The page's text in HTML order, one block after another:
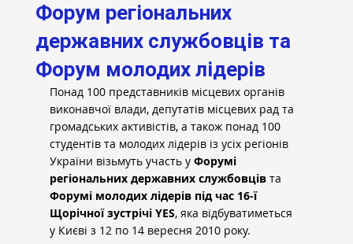
Форум регіональних
державних службовців та
Форум молодих лідерів
Понад 100 представників місцевих органів
виконавчої влади, депутатів місцевих рад та
громадських активістів, а також понад 100
студентів та молодих лідерів із усіх регіонів
України візьмуть участь у Форумі
регіональних державних службовців та
Форумі молодих лідерів під час 16-ї
Щорічної зустрічі YES, яка відбуватиметься
у Києві з 12 по 14 вересня 2010 року.